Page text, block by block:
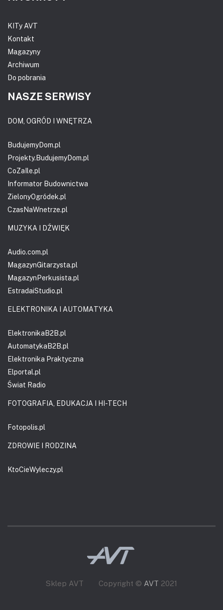
KITy AVT
Kontakt
Magazyny
Archiwum
Do pobrania
NASZE SERWISY
DOM, OGRÓD I WNĘTRZA
BudujemyDom.pl
Projekty.BudujemyDom.pl
CoZaIle.pl
Informator Budownictwa
ZielonyOgródek.pl
CzasNaWnetrze.pl
MUZYKA I DŹWIĘK
Audio.com.pl
MagazynGitarzysta.pl
MagazynPerkusista.pl
EstradaiStudio.pl
ELEKTRONIKA I AUTOMATYKA
ElektronikaB2B.pl
AutomatykaB2B.pl
Elektronika Praktyczna
Elportal.pl
Świat Radio
FOTOGRAFIA, EDUKACJA I HI-TECH
Fotopolis.pl
ZDROWIE I RODZINA
KtoCieWyleczy.pl
Sklep AVT Copyright © AVT 2021